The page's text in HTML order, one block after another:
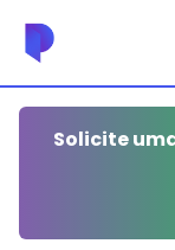
Solicite